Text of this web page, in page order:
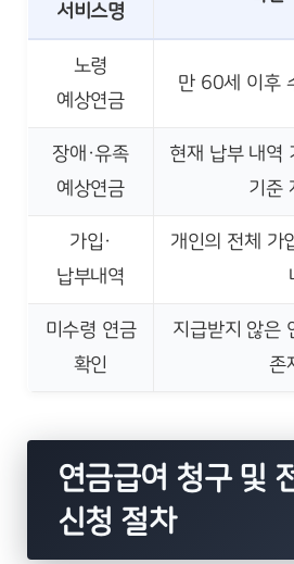
서비스명
노령
예상연금
만 60세 이후
장애·유족
예상연금
현재 납부 내역
기준
가입·
납부내역
개인의 전체 가
미수령 연금
확인
지급받지 않은
존
연금급여 청구 및
신청 절차